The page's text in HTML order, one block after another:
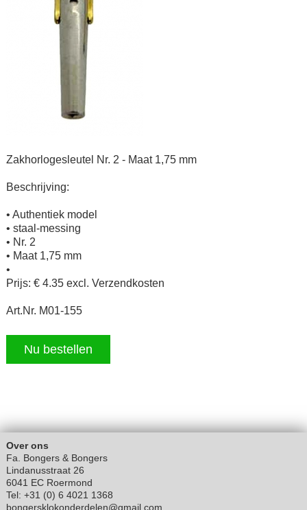
Zakhorlogesleutel Nr. 2 - Maat 1,75 mm
Beschrijving:
• Authentiek model
• staal-messing
• Nr. 2
• Maat 1,75 mm
•
Prijs: € 4.35 excl. Verzendkosten
Art.Nr. M01-155
Nu bestellen
Over ons
Fa. Bongers & Bongers
Lindanusstraat 26
6041 EC Roermond
Tel: +31 (0) 6 4021 1368
bongersklokonderdelen@gmail.com